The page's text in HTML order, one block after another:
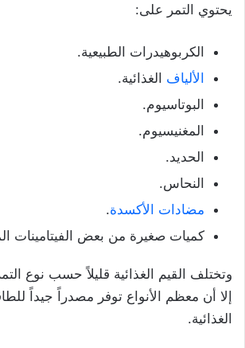
يحتوي التمر على:
الكربوهيدرات الطبيعية.
الألياف الغذائية.
البوتاسيوم.
المغنيسيوم.
الحديد.
النحاس.
مضادات الأكسدة.
كميات صغيرة من بعض الفيتامينات
وتختلف القيم الغذائية قليلاً حسب نوع
إلا أن معظم الأنواع توفر مصدراً جيداً
الغذائية.